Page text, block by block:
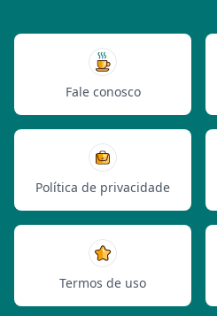
Fale conosco
Política de privacidade
Termos de uso